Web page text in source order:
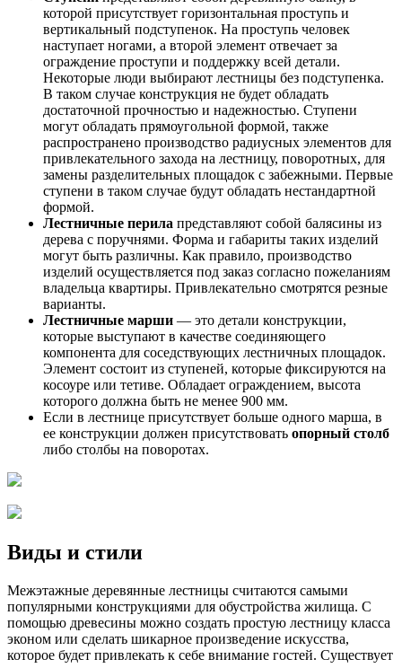
которой присутствует горизонтальная проступь и
вертикальный подступенок. На проступь человек
наступает ногами, а второй элемент отвечает за
ограждение проступи и поддержку всей детали.
Некоторые люди выбирают лестницы без подступенка.
В таком случае конструкция не будет обладать
достаточной прочностью и надежностью. Ступени
могут обладать прямоугольной формой, также
распространено производство радиусных элементов для
привлекательного захода на лестницу, поворотных, для
замены разделительных площадок с забежными. Первые
ступени в таком случае будут обладать нестандартной
формой.
Лестничные перила представляют собой балясины из
дерева с поручнями. Форма и габариты таких изделий
могут быть различны. Как правило, производство
изделий осуществляется под заказ согласно пожеланиям
владельца квартиры. Привлекательно смотрятся резные
варианты.
Лестничные марши — это детали конструкции,
которые выступают в качестве соединяющего
компонента для соседствующих лестничных площадок.
Элемент состоит из ступеней, которые фиксируются на
косоуре или тетиве. Обладает ограждением, высота
которого должна быть не менее 900 мм.
Если в лестнице присутствует больше одного марша, в
ее конструкции должен присутствовать опорный столб
либо столбы на поворотах.
Виды и стили
Межэтажные деревянные лестницы считаются самыми
популярными конструкциями для обустройства жилища. С
помощью древесины можно создать простую лестницу класса
эконом или сделать шикарное произведение искусства,
которое будет привлекать к себе внимание гостей. Существует